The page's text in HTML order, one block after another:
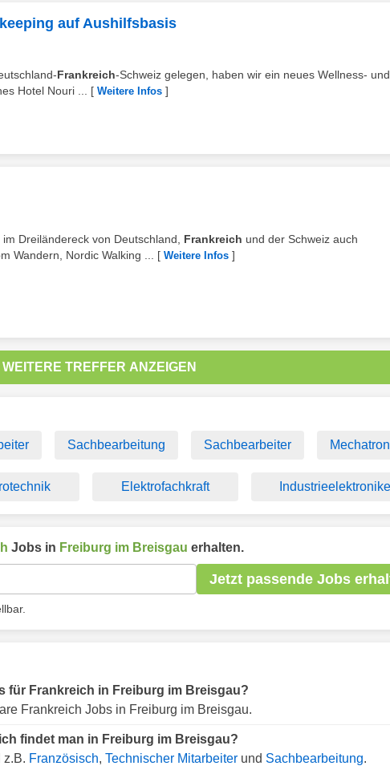
auf Aushilfsbasis
Frankreich-Schweiz gelegen, haben wir ein neues Wellness- und
Hotel Nouri ...
[ Weitere Infos ]
Dreiländereck von Deutschland, Frankreich und der Schweiz auch
Wandern, Nordic Walking ...
[ Weitere Infos ]
WEITERE TREFFER ANZEIGEN
Sachbearbeitung Sachbearbeiter
Elektrofachkraft
Jobs in Freiburg im Breisgau erhalten.
Jetzt passende Jobs
für Frankreich in Freiburg im Breisgau?
Frankreich Jobs in Freiburg im Breisgau.
findet man in Freiburg im Breisgau?
z.B. Französisch, Technischer Mitarbeiter und Sachbearbeitung.